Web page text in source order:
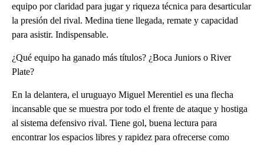
equipo por claridad para jugar y riqueza técnica para desarticular
la presión del rival. Medina tiene llegada, remate y capacidad
para asistir. Indispensable.
¿Qué equipo ha ganado más títulos? ¿Boca Juniors o River
Plate?
En la delantera, el uruguayo Miguel Merentiel es una flecha
incansable que se muestra por todo el frente de ataque y hostiga
al sistema defensivo rival. Tiene gol, buena lectura para
encontrar los espacios libres y rapidez para ofrecerse como